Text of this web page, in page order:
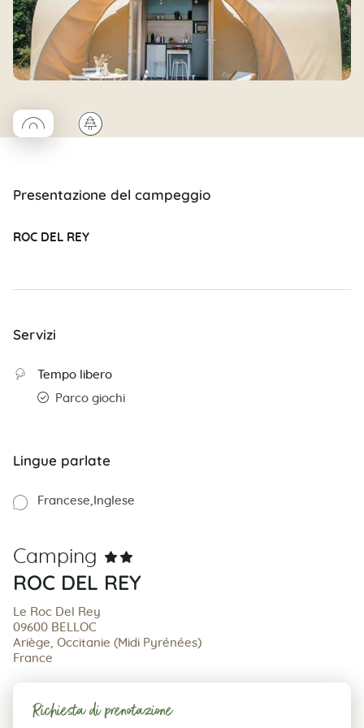
◯Coco rond🌲
Presentazione del campeggio
ROC DEL REY
Servizi
Tempo libero
Parco giochi
Lingue parlate
Francese Inglese
Camping
ROC DEL REY
Le Roc Del Rey
09600 BELLOC
Ariège, Occitanie (Midi Pyrénées)
France
Richiesta di prenotazione